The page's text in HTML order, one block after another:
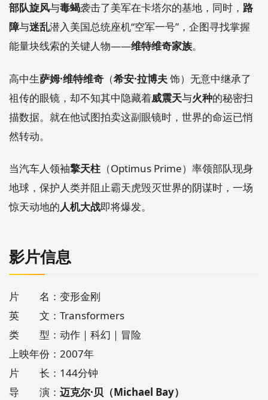
部队旋风与毒蝎袭击了美军在卡塔尔的基地，同时， 路
障与迷乱潜入美国总统座机“空军一号”，企图寻找掌握
能量块线索的关键人物——维特维奇家族。
高中生萨姆·维特维奇 （希安·拉博夫饰）无意中继承了
祖传的眼镜，却不知其中隐藏着威震天与火种的秘密扫
描数据。就在他试图拍卖这副眼镜时，世界的命运已悄
然转动。
当汽车人领袖擎天柱 （Optimus Prime）率领部队现身
地球，保护人类并阻止霸天虎毁灭世界的阴谋时，一场
惊天动地的人机大战即将爆发。
影片信息
片 名：变形金刚
英 文：Transformers
类 型：动作｜科幻｜冒险
上映年份：2007年
片 长：144分钟
导 演： 迈克尔·贝（Michael Bay）